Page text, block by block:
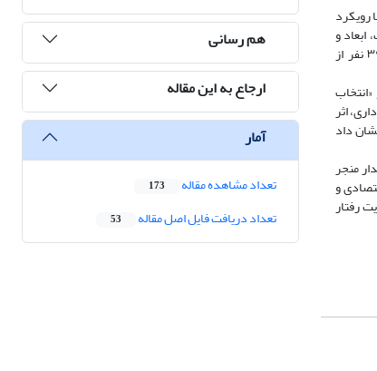
رویکرد
ابعاد و
مؤلفه‌های رفتار مصرف پایدار در ایران شناسایی و مدل مفهومی اولیه تدوین شد. سپس در مرحلۀ کمی، پرسش‌نامه محقق‌ساخته مبتنی بر یافته‌های کیفی میان ۳۹۲ نفر از
اثر
داد
منجر
و
رفتار
هم رسانی
ارجاع به این مقاله
آمار
تعداد مشاهده مقاله 173
تعداد دریافت فایل اصل مقاله 53